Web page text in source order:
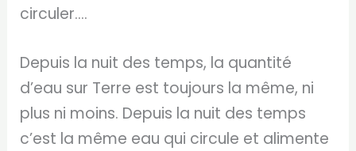
circuler….
Depuis la nuit des temps, la quantité
d’eau sur Terre est toujours la même, ni
plus ni moins. Depuis la nuit des temps
c’est la même eau qui circule et alimente